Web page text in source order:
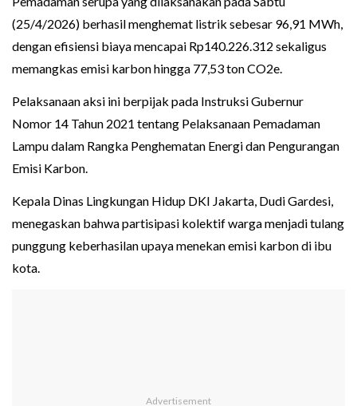
(25/4/2026) berhasil menghemat listrik sebesar 96,91 MWh,
dengan efisiensi biaya mencapai Rp140.226.312 sekaligus
memangkas emisi karbon hingga 77,53 ton CO2e.
Pelaksanaan aksi ini berpijak pada Instruksi Gubernur
Nomor 14 Tahun 2021 tentang Pelaksanaan Pemadaman
Lampu dalam Rangka Penghematan Energi dan Pengurangan
Emisi Karbon.
Kepala Dinas Lingkungan Hidup DKI Jakarta, Dudi Gardesi,
menegaskan bahwa partisipasi kolektif warga menjadi tulang
punggung keberhasilan upaya menekan emisi karbon di ibu
kota.